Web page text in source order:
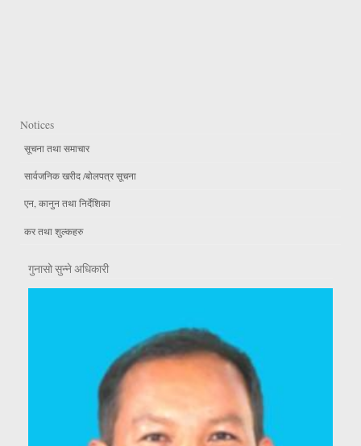
Notices
सूचना तथा समाचार
सार्वजनिक खरीद /बोलपत्र सूचना
एन, कानुन तथा निर्देशिका
कर तथा शुल्कहरु
गुनासो सुन्ने अधिकारी